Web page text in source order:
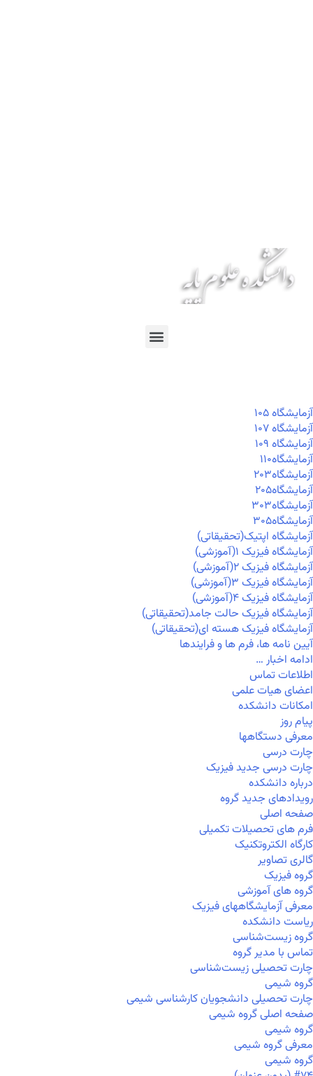
آزمايشگاه ۱۰۵
آزمايشگاه ۱۰۷
آزمايشگاه ۱۰۹
آزمايشگاه۱۱۰
آزمايشگاه۲۰۳
آزمايشگاه۲۰۵
آزمايشگاه۳۰۳
آزمايشگاه۳۰۵
آزمایشگاه اپتیک(تحقیقاتی)
آزمایشگاه فیزیک ۱(آموزشی)
آزمایشگاه فیزیک ۲(آموزشی)
آزمایشگاه فیزیک ۳(آموزشی)
آزمایشگاه فیزیک ۴(آموزشی)
آزمایشگاه فیزیک حالت جامد(تحقیقاتی)
آزمایشگاه فیزیک هسته ای(تحقیقاتی)
آیین نامه ها، فرم ها و فرایندها
ادامه اخبار …
اطلاعات تماس
اعضای هیات علمی
امکانات دانشکده
پیام روز
معرفی دستگاهها
چارت درسی
چارت درسی جدید فیزیک
درباره دانشکده
رویدادهای جدید گروه
صفحه اصلی
فرم های تحصیلات تکمیلی
کارگاه الکتروتکنیک
گالری تصاویر
گروه فیزیک
گروه های آموزشی
معرفی آزمایشگاههای فیزیک
ریاست دانشکده
گروه زیست‌شناسی
تماس با مدیر گروه
چارت تحصیلی زیست‌شناسی
گروه شیمی
چارت تحصیلی دانشجویان کارشناسی شیمی
صفحه اصلی گروه شیمی
گروه شیمی
معرفی گروه شیمی
گروه شیمی